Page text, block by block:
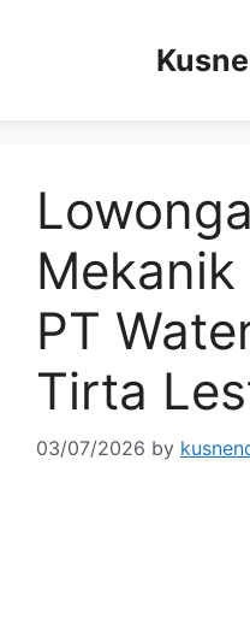
PT
Tirta
03/07/2026 by